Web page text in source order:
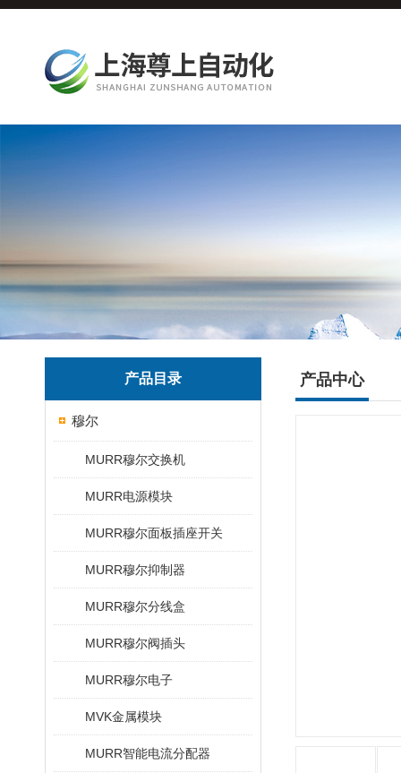
产品目录
穆尔
MURR穆尔交换机
MURR电源模块
MURR穆尔面板插座开关
MURR穆尔抑制器
MURR穆尔分线盒
MURR穆尔阀插头
MURR穆尔电子
MVK金属模块
MURR智能电流分配器
产品中心